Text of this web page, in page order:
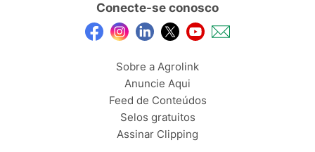
Conecte-se conosco
Sobre a Agrolink
Anuncie Aqui
Feed de Conteúdos
Selos gratuitos
Assinar Clipping